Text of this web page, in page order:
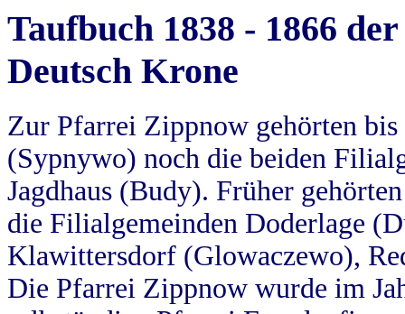
Taufbuch 1838 - 1866
Deutsch Krone
Zur Pfarrei Zippnow gehörten
(Sypnywo) noch die beiden
Jagdhaus (Budy). Früher
die Filialgemeinden Doderlage
Klawittersdorf (Glowaczewo),
Die Pfarrei Zippnow wurde im